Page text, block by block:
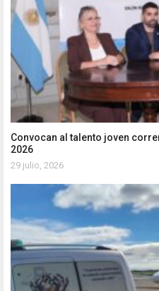
Convocan al talento joven
2026
29 julio, 2026